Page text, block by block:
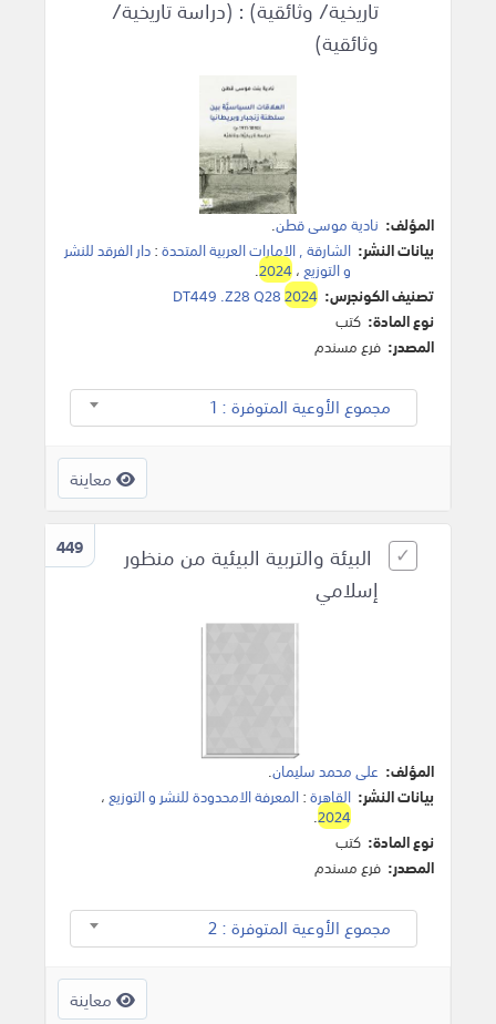
تاريخية/ وثائقية) : (دراسة تاريخية/
وثائقية)
المؤلف: نادية موسى قطن.
بيانات النشر: الشارقة , الامارات العربية المتحدة:دار الفرقد للنشر
و التوزيع،2024
.
تصنيف الكونجرس:
DT449 .Z28 Q282024
نوع المادة: كتب
المصدر: فرع مسندم
مجموع الأوعية المتوفرة : 1
معاينة
449
البيئة والتربية البيئية من منظور
إسلامي
المؤلف: على محمد سليمان.
بيانات النشر: القاهرة:المعرفة الامحدودة للنشر و التوزيع،
2024
.
نوع المادة: كتب
المصدر: فرع مسندم
مجموع الأوعية المتوفرة : 2
معاينة